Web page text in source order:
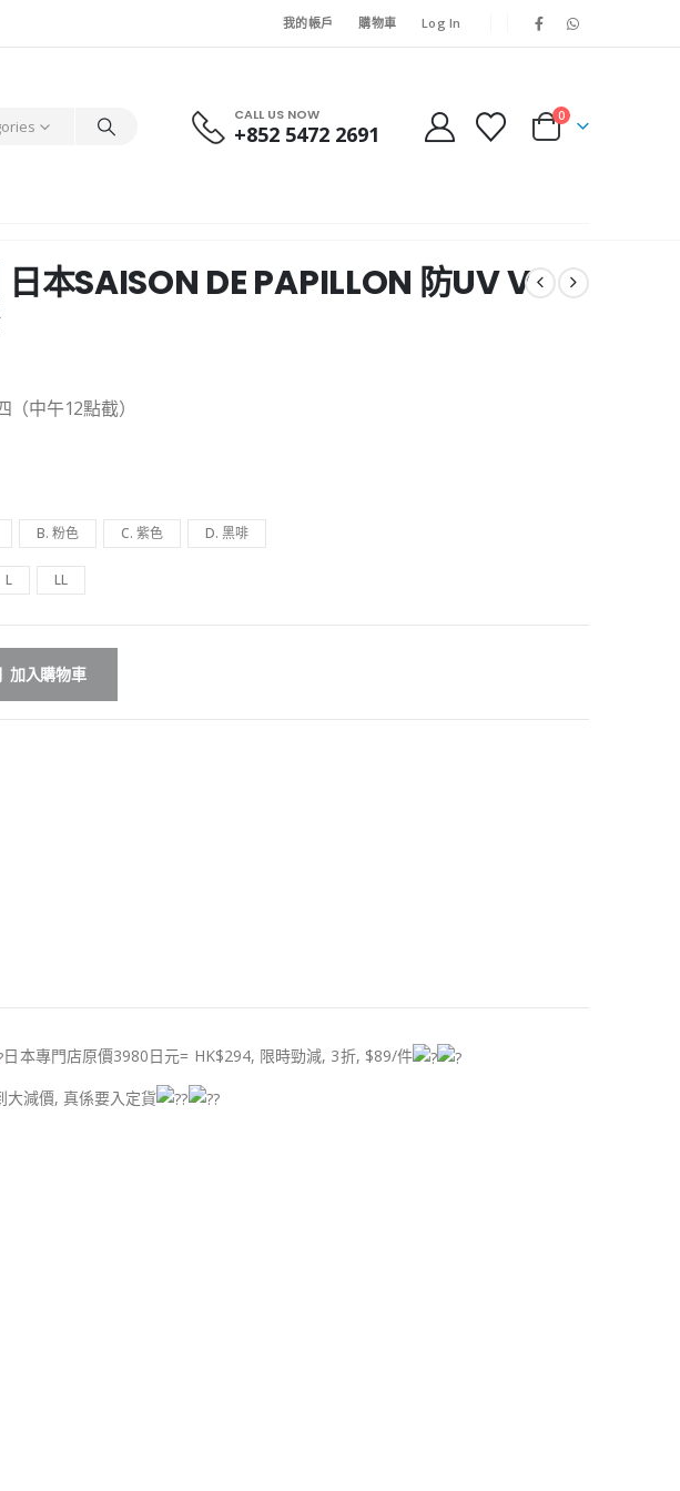
我的帳戶 購物車 Log In
CALL US NOW
+852 5472 2691
0
本SAISON DE PAPILLON 防UV V
中午12點截）
B. 粉色 C. 紫色 D. 黑啡
L LL
加入購物車
日本專門店原價3980日元= HK$294, 限時勁減, 3折, $89/件
大減價, 真係要入定貨